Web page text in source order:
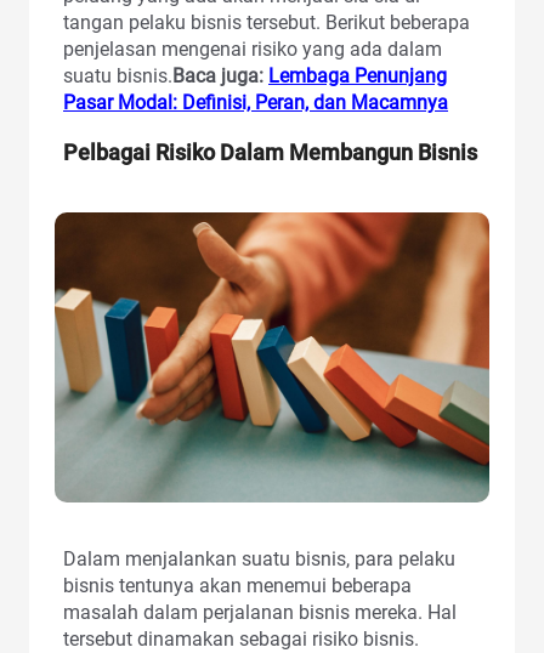
tangan pelaku bisnis tersebut. Berikut beberapa
penjelasan mengenai risiko yang ada dalam
suatu bisnis. Baca juga: Lembaga Penunjang
Pasar Modal: Definisi, Peran, dan Macamnya
Pelbagai Risiko Dalam Membangun Bisnis
Dalam menjalankan suatu bisnis, para pelaku
bisnis tentunya akan menemui beberapa
masalah dalam perjalanan bisnis mereka. Hal
tersebut dinamakan sebagai risiko bisnis.